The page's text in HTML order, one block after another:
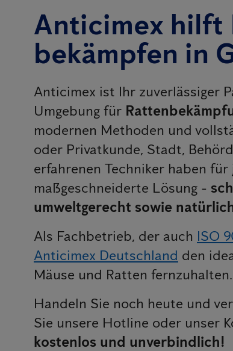
Anticimex hilft
bekämpfen in
Anticimex ist Ihr zuverlässiger
Umgebung für
modernen Methoden und
oder Privatkunde, Stadt,
erfahrenen Techniker haben
maßgeschneiderte Lösung -
umweltgerecht sowie
Als Fachbetrieb, der auch ISO
Anticimex Deutschland den
Mäuse und Ratten fernzuhalten.
Handeln Sie noch heute und
Sie unsere Hotline oder unser
kostenlos und unverbindlich!